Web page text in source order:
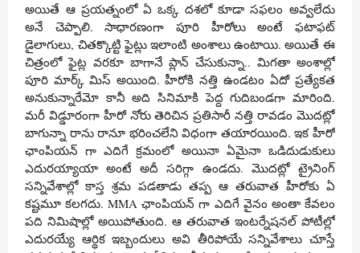
అయితే ఆ ప్రయత్నంలో ఏ ఒక్క దశలో కూడా సఫలం అవ్వలేదు
అనే చెప్పాలి. సాధారణంగా పూరి హీరోలు అంటే ఫటాఫట్
డైలాగులు, చితక్కొట్టి ఫైట్లు ఇలాంటి అంశాలు ఉంటాయి. అయితే ఈ
చిత్రంలో ఫైట్ల వరకూ బాగానే ప్లాన్ చేసుకున్నా.. మిగతా అంశాల్లో
పూరి మార్క్ మిస్ అయింది. హీరోకి నత్తి ఉండటం ఏదో ప్రత్యేకత
అనుకున్నారేమో కానీ అది సినిమాకి పెద్ద గుదిబండగా మారింది.
మరీ విడ్డూరంగా హీరో నోరు తెరిచిన ప్రతిసారీ నత్తి రావడం మొదట్లో
బాగున్నా రాను రానూ భరించలేని విధంగా తయారయింది. ఇక హీరో
ఛాంపియన్ గా ఎదిగే క్రమంలో అయినా ఏమైనా ఒడిదుడుకులు
ఎదురయ్యాయా అంటే అదీ సరిగ్గా ఉండదు. మొదట్లో ట్రైనింగ్
సన్నివేశాల్లో కాస్త శ్రమ పడతాడు తప్ప ఆ తరువాత హీరోకు ఏ
కష్టమూ కలగదు. MMA ఛాంపియన్ గా ఎదిగే వైనం అంతా కేవలం
పది నిమిషాల్లో అయిపోతుంది. ఆ తరువాత ఇంటర్నేషనల్ పోటీల్లో
ఎదురయ్యే ఆర్థిక ఇబ్బందులు అవి తీరిపోయే సన్నివేశాలు చూస్తే